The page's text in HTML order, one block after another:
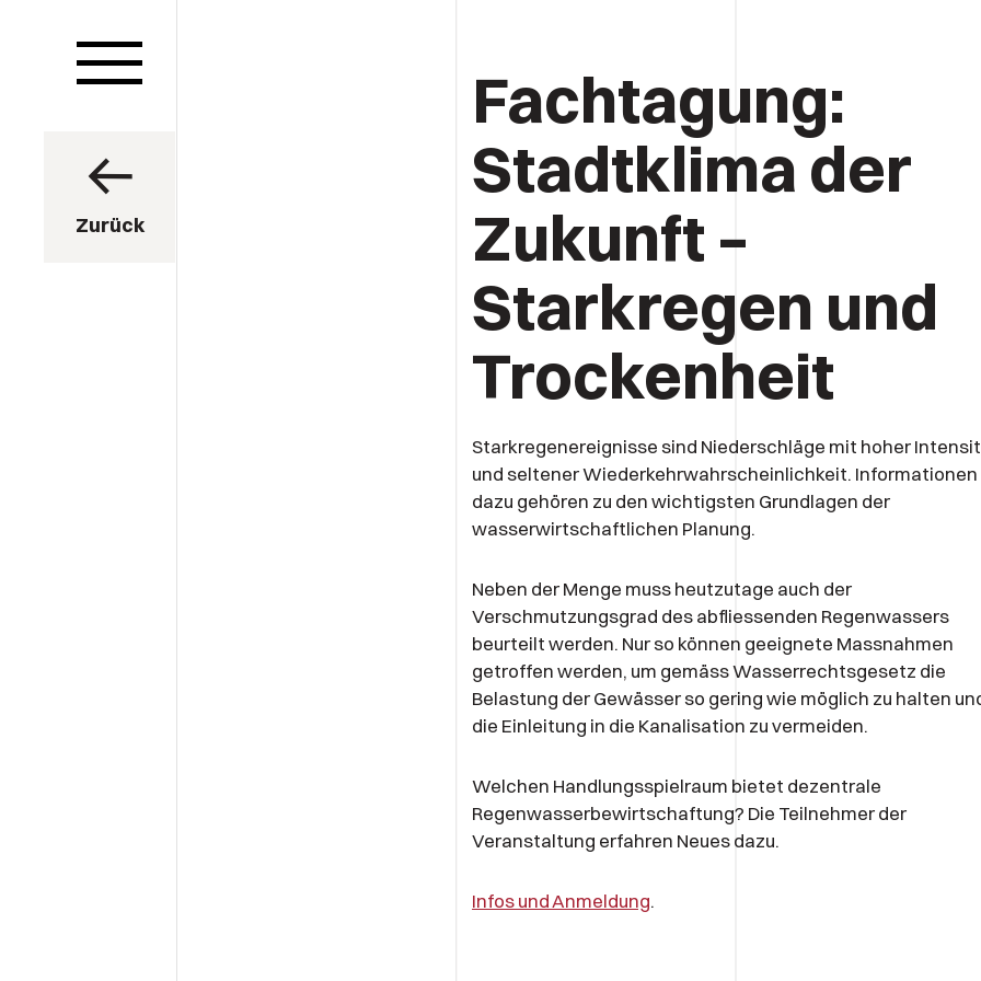
Zurück
Fachtagung:
Stadtklima der
Zukunft –
Starkregen und
Trockenheit
Starkregenereignisse sind Niederschläge mit hoher
und seltener Wiederkehrwahrscheinlichkeit. Informationen
dazu gehören zu den wichtigsten Grundlagen der
wasserwirtschaftlichen Planung.
Neben der Menge muss heutzutage auch der
Verschmutzungsgrad des abfliessenden Regenwassers
beurteilt werden. Nur so können geeignete Massnahmen
getroffen werden, um gemäss Wasserrechtsgesetz die
Belastung der Gewässer so gering wie möglich zu halten
die Einleitung in die Kanalisation zu vermeiden.
Welchen Handlungsspielraum bietet dezentrale
Regenwasserbewirtschaftung? Die Teilnehmer der
Veranstaltung erfahren Neues dazu.
Infos und Anmeldung.